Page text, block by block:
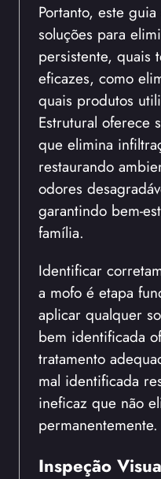
Portanto, este
soluções para
persistente, quais
eficazes, como
quais produtos
Estrutural oferece
que elimina
restaurando
odores
garantindo bem-
família.
Identificar
a mofo é etapa
aplicar qualquer
bem identificada
tratamento
mal identificada
ineficaz que não
permanentemente.
Inspeção